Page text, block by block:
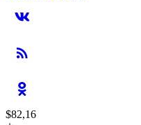
$82,16